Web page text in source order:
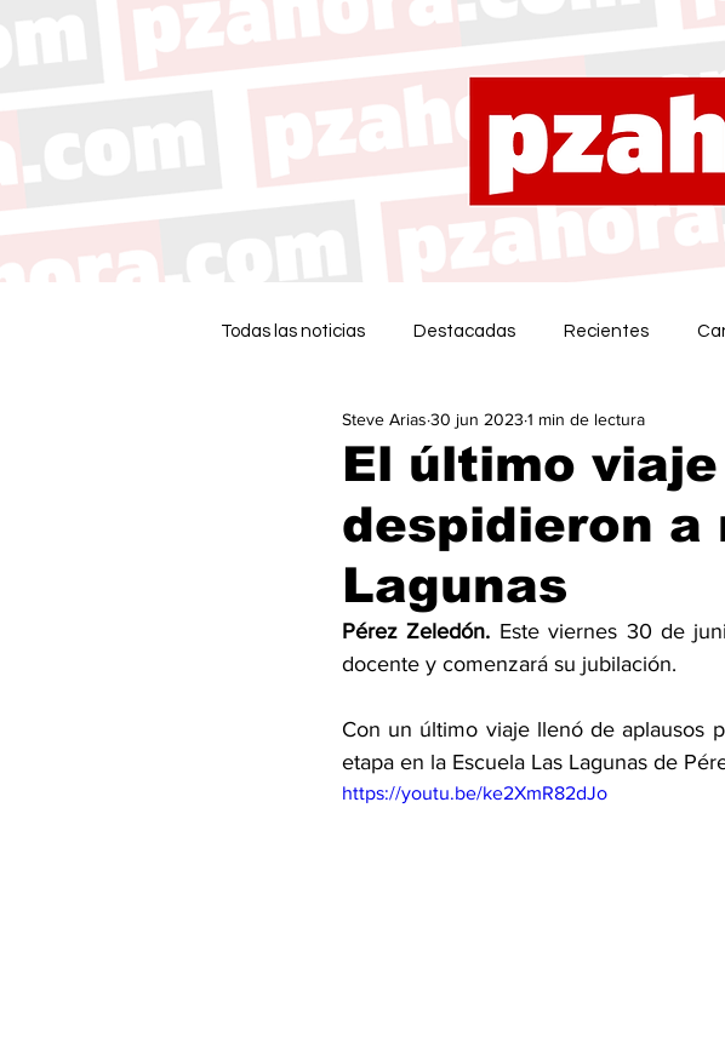
Todas las noticias Destacadas Recientes
El último
despidieron a
Lagunas
Steve Arias 30 jun 2023 1 min de lectura
Pérez Zeledón. Este viernes 30 de
docente y comenzará su jubilación.
Con un último viaje llenó de aplausos
etapa en la Escuela Las Lagunas de
https://youtu.be/ke2XmR82dJo